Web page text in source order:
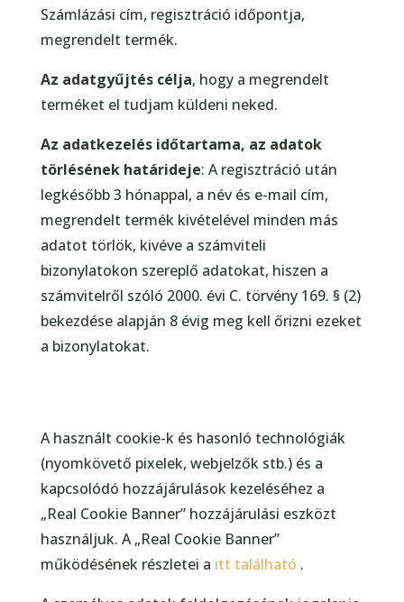
Számlázási cím, regisztráció időpontja,
megrendelt termék.
Az adatgyűjtés célja, hogy a megrendelt
terméket el tudjam küldeni neked.
Az adatkezelés időtartama, az adatok
törlésének határideje: A regisztráció után
legkésőbb 3 hónappal, a név és e-mail cím,
megrendelt termék kivételével minden más
adatot törlök, kivéve a számviteli
bizonylatokon szereplő adatokat, hiszen a
számvitelről szóló 2000. évi C. törvény 169. § (2)
bekezdése alapján 8 évig meg kell őrizni ezeket
a bizonylatokat.
A használt cookie-k és hasonló technológiák
(nyomkövető pixelek, webjelzők stb.) és a
kapcsolódó hozzájárulások kezeléséhez a
„Real Cookie Banner” hozzájárulási eszközt
használjuk. A „Real Cookie Banner”
működésének részletei a itt található .